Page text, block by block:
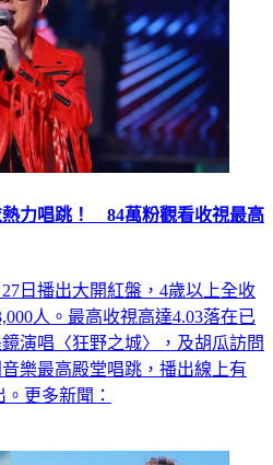
力唱跳！ 84萬粉觀看收視最高
日播出大開紅盤，4歲以上全收
人。最高收視高達4.03落在已
演唱〈狂野之城〉，及胡瓜訪問
樂最高殿堂唱跳，播出線上有
更多新聞：